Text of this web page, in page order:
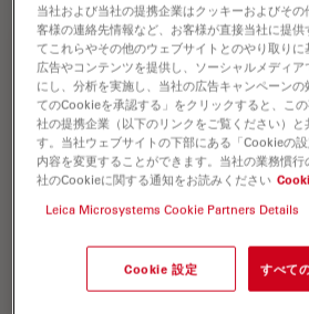
当社および当社の提携企業はクッキーおよびそ
客様の連絡先情報など、お客様が直接当社に提
てこれらやその他のウェブサイトとのやり取り
広告やコンテンツを提供し、ソーシャルメディ
にし、分析を実施し、当社の広告キャンペーン
てのCookieを承認する」をクリックすると、こ
社の提携企業（以下のリンクをご覧ください）と
す。当社ウェブサイトの下部にある「Cookieの
内容を変更することができます。当社の業務慣
社のCookieに関する通知をお読みください
Leica Microsystems Cookie Partners Details
Cookie 設定 すべて